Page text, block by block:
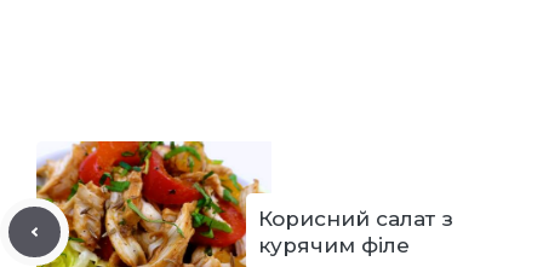
Корисний салат з
курячим філе